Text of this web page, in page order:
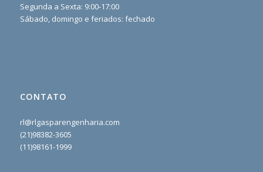
Segunda a Sexta: 9:00-17:00
Sábado, domingo e feriados: fechado
CONTATO
rl@rlgasparengenharia.com
(21)98382-3605
(11)98161-1999